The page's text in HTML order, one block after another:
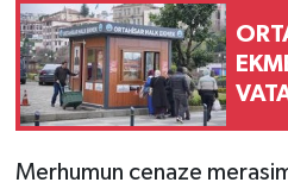
Merhumun cenaze